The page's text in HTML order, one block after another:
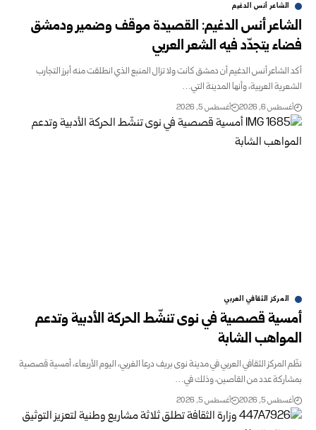
الشاعر أنس الدغيم
الشاعر أنس الدغيم: القصيدة موقف وضمير ودمشق
فضاء يتجدّد فيه الشعر العربي
أكد الشاعر أنس الدغيم أن دمشق كانت ولا تزال المنبع الذي انطلقت منه أبرز التجارب
الشعرية العربية، وأنها المدينة التي…
أغسطس 6, 2026 أغسطس 5, 2026
المركز الثقافي العربي
أمسية قصصية في نوى تنشّط الحركة الأدبية وتدعم
المواهب الشابة
نظّم المركز الثقافي العربي في مدينة نوى بريف درعا الغربي، اليوم الأربعاء، أمسية قصصية
‏بمشاركة عدد من القاصين، وذلك في…
أغسطس 5, 2026 أغسطس 5, 2026